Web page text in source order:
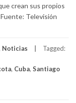
crean sus propios
Televisión
Noticias Tagged:
, Cuba, Santiago